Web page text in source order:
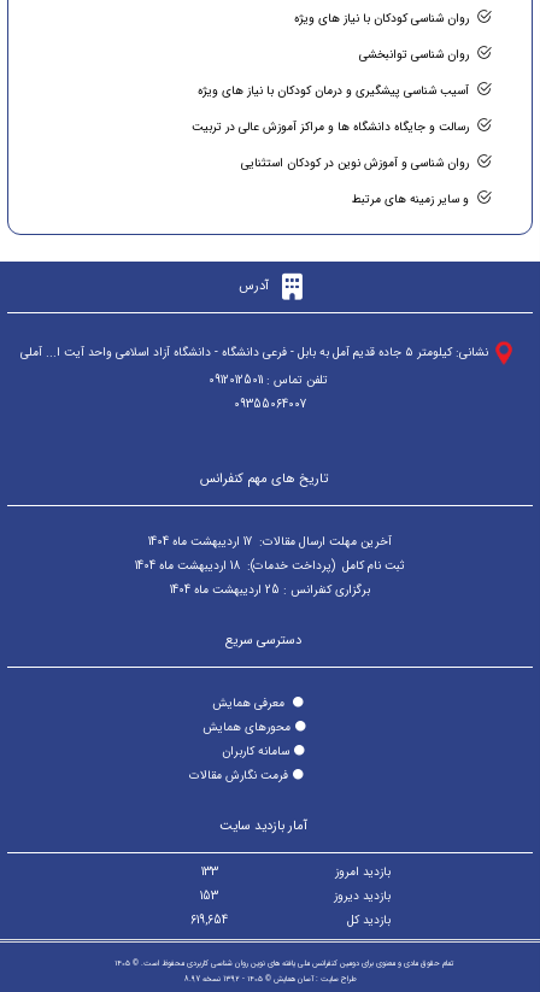
روان شناسی کودکان با نیاز های ویژه
روان شناسی توانبخشی
آسیب شناسی پیشگیری و درمان کودکان با نیاز های ویژه
رسالت و جایگاه دانشگاه ها و مراکز آموزش عالی در تربیت
روان شناسی و آموزش نوین در کودکان استثنایی
و سایر زمینه های مرتبط
آدرس
نشانی: کیلومتر ۵ جاده قدیم آمل به بابل - فرعی دانشگاه - دانشگاه آزاد اسلامی واحد آیت ا... آملی
تلفن تماس : 09120125011
09355064007
تاریخ های مهم کنفرانس
آخرین مهلت ارسال مقالات: 17 اردیبهشت ماه 1404
ثبت نام کامل (پرداخت خدمات): 18 اردیبهشت ماه 1404
برگزاری کنفرانس : 25 اردیبهشت ماه 1404
دسترسی سریع
⚫معرفی همایش
⚫ محورهای همایش
⚫سامانه کاربران
⚫ فرمت نگارش مقالات
آمار بازدید سایت
بازدید امروز
133
بازدید دیروز
153
بازدید کل
619,654
تمام حقوق مادی و معنوی برای دومین کنفرانس ملی یافته های نوین روان شناسی کاربردی محفوظ است. © ۱۴۰۵
طراح سایت :آسان همایش © ۱۴۰۵ - 1392 نسخه 8.97